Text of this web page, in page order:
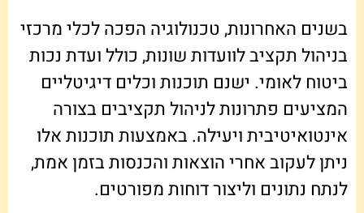
בשנים האחרונות, טכנולוגיה הפכה לכלי מרכזי
בניהול תקציב לוועדות שונות, כולל ועדת נכות
ביטוח לאומי. ישנם תוכנות וכלים דיגיטליים
המציעים פתרונות לניהול תקציבים בצורה
אינטואיטיבית ויעילה. באמצעות תוכנות אלו
ניתן לעקוב אחרי הוצאות והכנסות בזמן אמת,
לנתח נתונים וליצור דוחות מפורטים.